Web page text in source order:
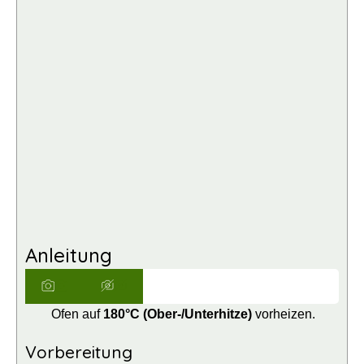
Anleitung
Ofen auf 180°C (Ober-/Unterhitze) vorheizen.
Vorbereitung